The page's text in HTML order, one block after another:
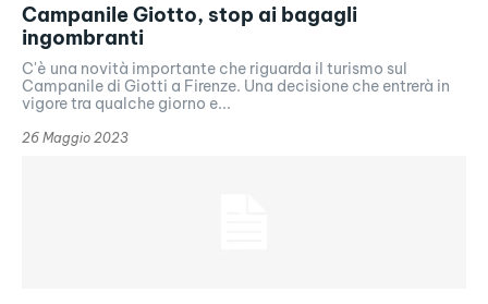
Campanile Giotto, stop ai bagagli
ingombranti
C'è una novità importante che riguarda il turismo sul
Campanile di Giotti a Firenze. Una decisione che entrerà in
vigore tra qualche giorno e...
26 Maggio 2023